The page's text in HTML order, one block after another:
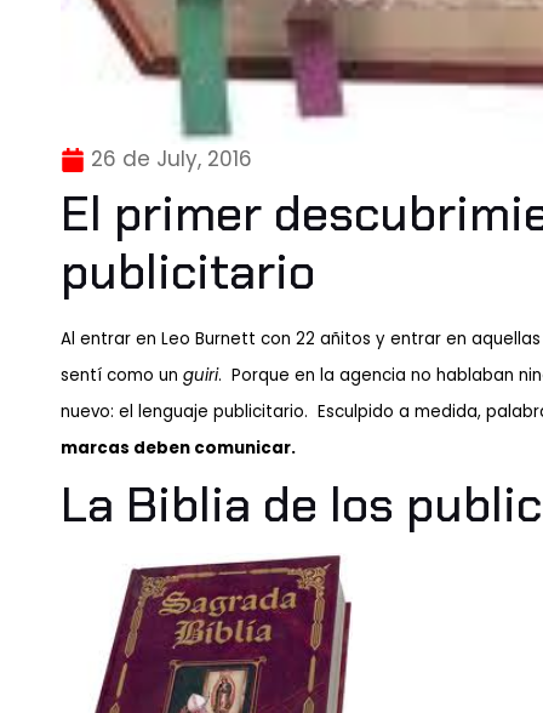
26 de July, 2016
El primer
publicitario
Al entrar en Leo Burnett con 22 añitos y entrar en
sentí como un guiri. Porque en la agencia no hablaban
nuevo: el lenguaje publicitario. Esculpido a medida,
marcas deben comunicar.
La Biblia de los